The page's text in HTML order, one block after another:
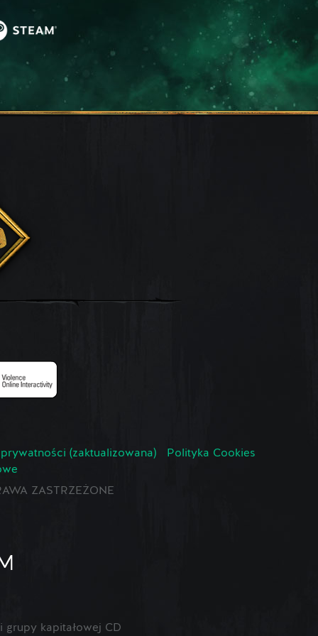
(zaktualizowana)
Polityka Cookies
ZASTRZEŻONE
kapitałowej CD